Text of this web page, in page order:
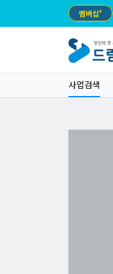
멤버십+
사업검색